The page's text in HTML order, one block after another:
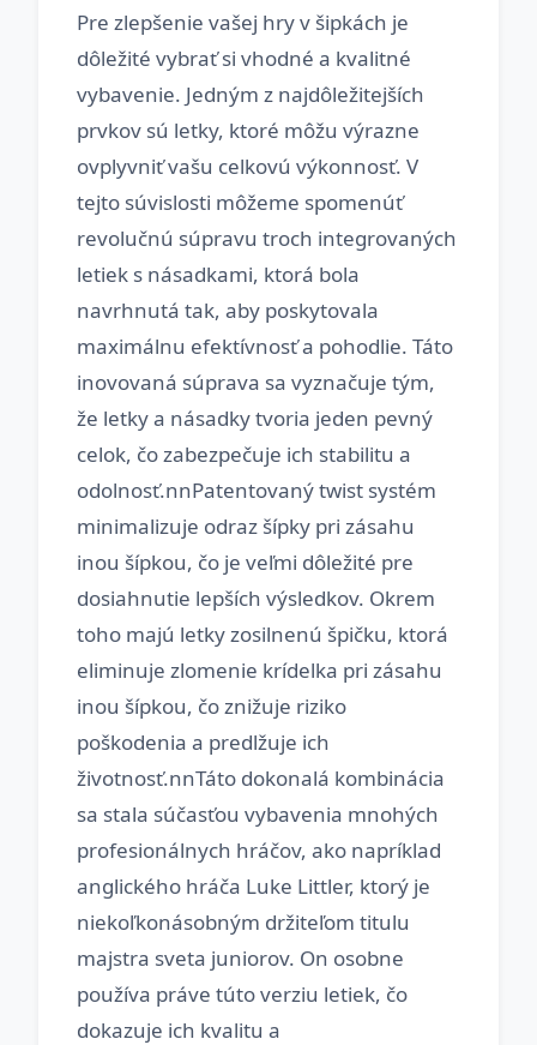
Pre zlepšenie vašej hry v šipkách je
dôležité vybrať si vhodné a kvalitné
vybavenie. Jedným z najdôležitejších
prvkov sú letky, ktoré môžu výrazne
ovplyvniť vašu celkovú výkonnosť. V
tejto súvislosti môžeme spomenúť
revolučnú súpravu troch integrovaných
letiek s násadkami, ktorá bola
navrhnutá tak, aby poskytovala
maximálnu efektívnosť a pohodlie. Táto
inovovaná súprava sa vyznačuje tým,
že letky a násadky tvoria jeden pevný
celok, čo zabezpečuje ich stabilitu a
odolnosť.nnPatentovaný twist systém
minimalizuje odraz šípky pri zásahu
inou šípkou, čo je veľmi dôležité pre
dosiahnutie lepších výsledkov. Okrem
toho majú letky zosilnenú špičku, ktorá
eliminuje zlomenie krídelka pri zásahu
inou šípkou, čo znižuje riziko
poškodenia a predlžuje ich
životnosť.nnTáto dokonalá kombinácia
sa stala súčasťou vybavenia mnohých
profesionálnych hráčov, ako napríklad
anglického hráča Luke Littler, ktorý je
niekoľkonásobným držiteľom titulu
majstra sveta juniorov. On osobne
používa práve túto verziu letiek, čo
dokazuje ich kvalitu a